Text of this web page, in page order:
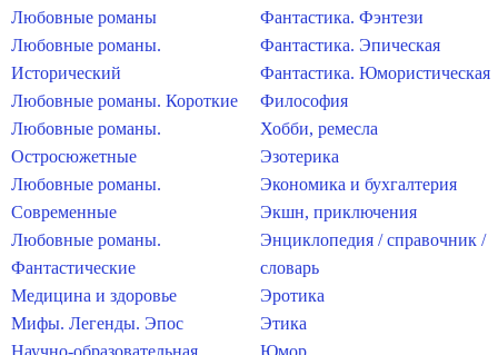
Любовные романы
Любовные романы.
Исторический
Любовные романы. Короткие
Любовные романы.
Остросюжетные
Любовные романы.
Современные
Любовные романы.
Фантастические
Медицина и здоровье
Мифы. Легенды. Эпос
Научно-образовательная
Фантастика. Фэнтези
Фантастика. Эпическая
Фантастика. Юмористическая
Философия
Хобби, ремесла
Эзотерика
Экономика и бухгалтерия
Экшн, приключения
Энциклопедия / справочник /
словарь
Эротика
Этика
Юмор